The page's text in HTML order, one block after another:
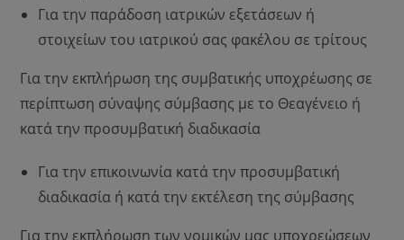
Για την παράδοση ιατρικών εξετάσεων ή
στοιχείων του ιατρικού σας φακέλου σε τρίτους
Για την εκπλήρωση της συμβατικής υποχρέωσης σε
περίπτωση σύναψης σύμβασης με το Θεαγένειο ή
κατά την προσυμβατική διαδικασία
Για την επικοινωνία κατά την προσυμβατική
διαδικασία ή κατά την εκτέλεση της σύμβασης
Για την εκπλήρωση των νομικών μας υποχρεώσεων